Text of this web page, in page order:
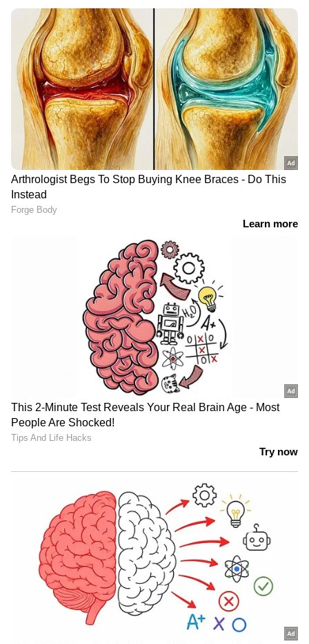
പഞ്ചാബ് കിങ്‌സ് പ്ലേയിംഗ് ഇലവന്‍:
പ്രഭ്സിമ്രാൻ സിംഗ് (വിക്കറ്റ് കീപ്പർ), പ്രിയാൻഷ്
ആര്യ, കൂപ്പർ കോണോളി, ശ്രേയസ് അയ്യർ
(ക്യാപ്റ്റൻ), സൂര്യൻഷ് ഷെഡ്ഗെ, മാർക്കസ്
സ്റ്റോയിനിസ്, ശശാങ്ക് സിംഗ്, മാർക്കോ
യാൻസൻ, ബെൻ ഡ്വാർഷുയിസ്, അർഷ്ദീപ്
സിംഗ്, യുസ്‌വേന്ദ്ര ചാഹൽ.
ഡൽഹി ക്യാപിറ്റൽസ് പ്ലേയിംഗ് ഇലവൻ:
കെ.എൽ. രാഹുൽ (വിക്കറ്റ് കീപ്പർ), അഭിഷേക്
പോറൽ, സാഹിൽ പരീഖ്, ട്രിസ്റ്റൻ സ്റ്റബ്സ്,
ഡേവിഡ് മില്ലർ, അക്സർ പട്ടേൽ (ക്യാപ്റ്റൻ),
മാധവ് തിവാരി, മുകേഷ് കുമാർ, ആഖിബ് നബി
ദാർ, മിച്ചൽ സ്റ്റാർക്ക്, ലുങ്കി എൻഗിഡി.
ഏഷ്യാനെറ്റ് ന്യൂസ് ലൈവ് കാണാന്‍ ഇവിടെ
ക്ലിക് ചെയ്യുക
LATEST VIDEOS
രാജ്യസഭയിൽ പ്രതിപക്ഷ ബഹളം;
അമിത് ഷാ സഭയിലെത്തി
പ്രസ്‌താവന നടത്തണമെന്ന്
ഖാർഗെ
അച്ചൻകോവിലാറിൽ നിന്നുള്ള
റെഗുലേറ്റർ തകർന്നതോടെ
ദുരിതം; പരാതി നൽകി മടുത്ത്